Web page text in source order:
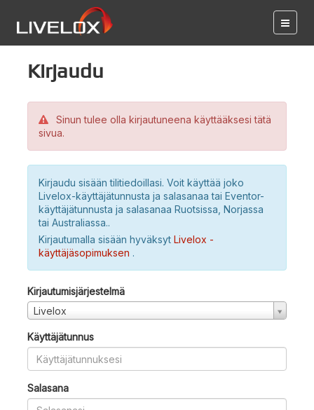
Kirjaudu
Sinun tulee olla kirjautuneena käyttääksesi tätä
sivua.
Kirjaudu sisään tilitiedoillasi. Voit käyttää joko
Livelox-käyttäjätunnusta ja salasanaa tai Eventor-
käyttäjätunnusta ja salasanaa Ruotsissa, Norjassa
tai Australiassa..
Kirjautumalla sisään hyväksyt Livelox -
käyttäjäsopimuksen .
Kirjautumisjärjestelmä
Livelox
Käyttäjätunnus
Salasana